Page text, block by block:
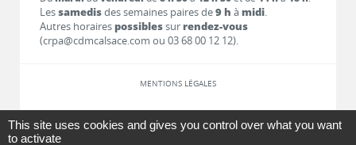
Lessamedisdes semaines paires de9 h à midi.
Autres horaires possiblessur rendez-vous
(crpa@cdmcalsace.com ou 03 68 00 12 12).
MENTIONS LÉGALES
LIENS
This site uses cookies and gives you control over what you want
to activate